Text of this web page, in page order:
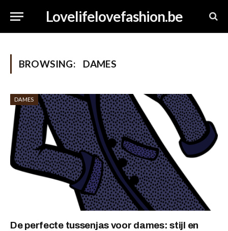
Lovelifelovefashion.be
BROWSING: DAMES
DAMES
De perfecte tussenjas voor dames: stijl en